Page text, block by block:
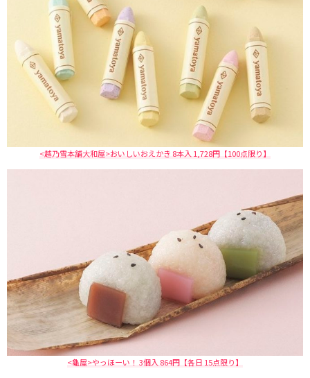
<越乃雪本舗大和屋>おいしいおえかき 8本入 1,728円【100点限り】
<龜屋>やっほーい！ 3個入 864円【各日 15点限り】